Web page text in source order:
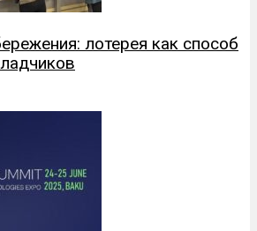
лотерея как способ